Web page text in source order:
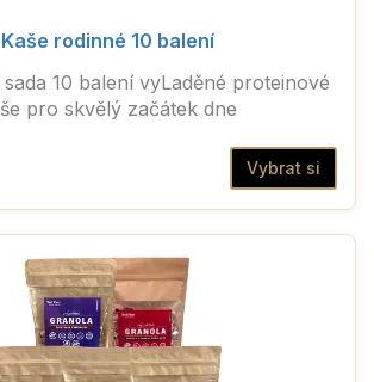
Kaše rodinné 10 balení
10 balení vyLaděné proteinové
pro skvělý začátek dne
Vybrat si